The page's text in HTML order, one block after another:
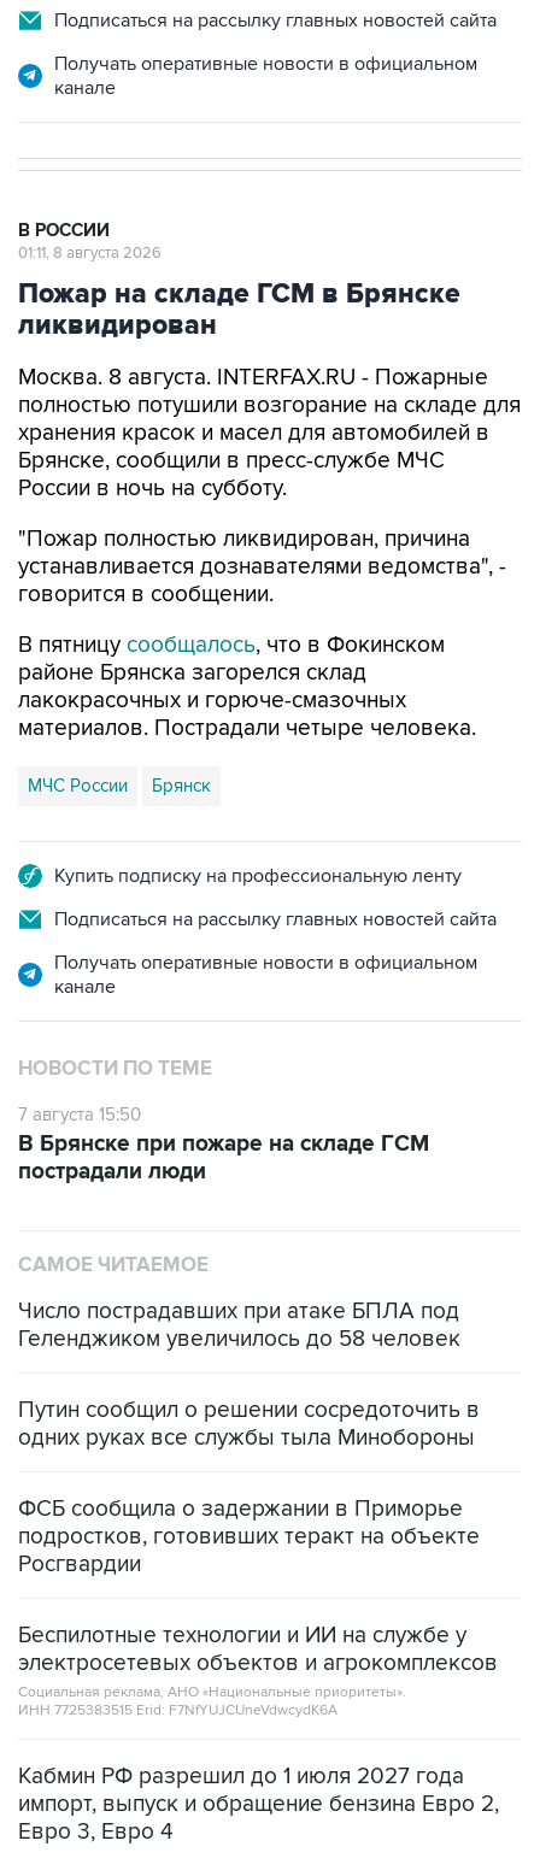
Подписаться на рассылку главных новостей сайта
Получать оперативные новости в официальном
канале
В РОССИИ
01:11, 8 августа 2026
Пожар на складе ГСМ в Брянске
ликвидирован
Москва. 8 августа. INTERFAX.RU - Пожарные
полностью потушили возгорание на складе для
хранения красок и масел для автомобилей в
Брянске, сообщили в пресс-службе МЧС
России в ночь на субботу.
"Пожар полностью ликвидирован, причина
устанавливается дознавателями ведомства", -
говорится в сообщении.
В пятницу сообщалось, что в Фокинском
районе Брянска загорелся склад
лакокрасочных и горюче-смазочных
материалов. Пострадали четыре человека.
МЧС России Брянск
Купить подписку на профессиональную ленту
Подписаться на рассылку главных новостей сайта
Получать оперативные новости в официальном
канале
НОВОСТИ ПО ТЕМЕ
7 августа 15:50
В Брянске при пожаре на складе ГСМ
пострадали люди
САМОЕ ЧИТАЕМОЕ
Число пострадавших при атаке БПЛА под
Геленджиком увеличилось до 58 человек
Путин сообщил о решении сосредоточить в
одних руках все службы тыла Минобороны
ФСБ сообщила о задержании в Приморье
подростков, готовивших теракт на объекте
Росгвардии
Беспилотные технологии и ИИ на службе у
электросетевых объектов и агрокомплексов
Социальная реклама, АНО «Национальные приоритеты».
ИНН 7725383515 Erid: F7NfYUJCUneVdwcydK6A
Кабмин РФ разрешил до 1 июля 2027 года
импорт, выпуск и обращение бензина Евро 2,
Евро 3, Евро 4